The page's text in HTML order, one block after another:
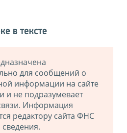
в тексте
для сообщений о
информации на сайте
и не подразумевает
Информация
редактору сайта ФНС